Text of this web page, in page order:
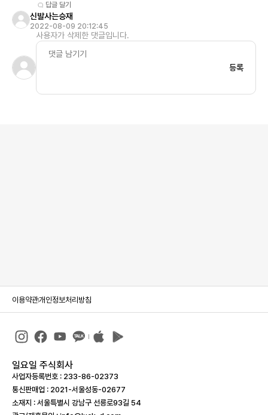
답글 달기
신발사는승재
2022-08-09 20:12:45
사용자가 삭제한 댓글입니다.
등록
이용약관개인정보처리방침
일요일 주식회사
사업자등록번호 : 233-86-023­73
통신판매업 : 2021-서울성동-02677
소재지 : 서울특별시 강남구 선릉로93길 54